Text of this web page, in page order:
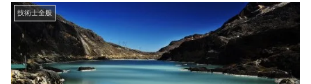
技術士全般